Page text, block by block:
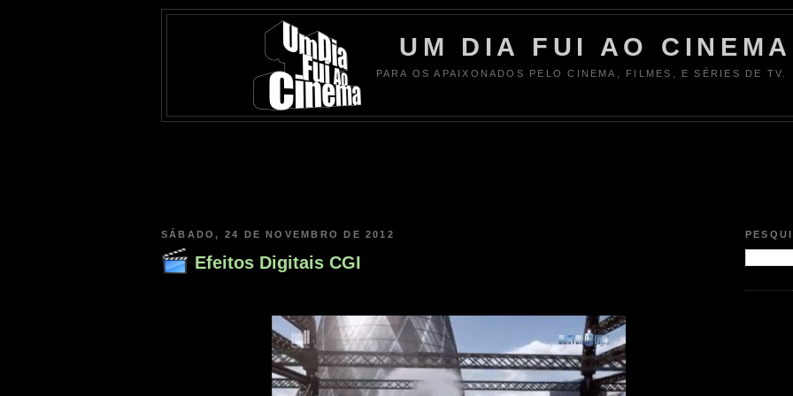
UM DIA FUI AO CINEMA
PARA OS APAIXONADOS PELO CINEMA, FILMES, E SÉRIES DE TV.
SÁBADO, 24 DE NOVEMBRO DE 2012
Efeitos Digitais CGI